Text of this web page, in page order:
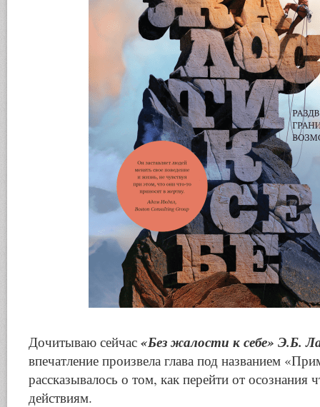
Дочитываю сейчас «Без жалости к себе» Э.Б.
впечатление произвела глава под названием
рассказывалось о том, как перейти от осознания
действиям.